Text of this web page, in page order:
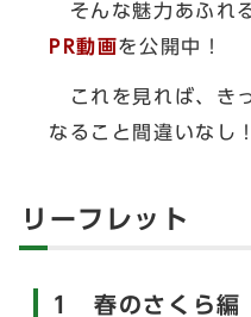
そんな魅力あふれ
PR動画を公開中！
これを見れば、き
なること間違いなし
リーフレット
1 春のさくら編